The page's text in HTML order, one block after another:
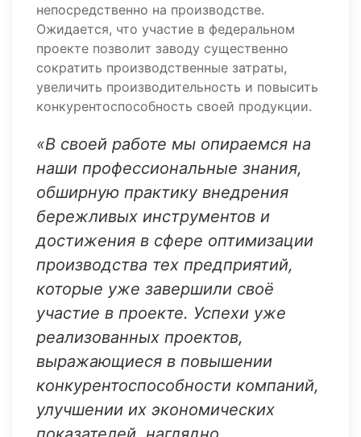
непосредственно на производстве.
Ожидается, что участие в федеральном
проекте позволит заводу существенно
сократить производственные затраты,
увеличить производительность и повысить
конкурентоспособность своей продукции.
«В своей работе мы опираемся на
наши профессиональные знания,
обширную практику внедрения
бережливых инструментов и
достижения в сфере оптимизации
производства тех предприятий,
которые уже завершили своё
участие в проекте. Успехи уже
реализованных проектов,
выражающиеся в повышении
конкурентоспособности компаний,
улучшении их экономических